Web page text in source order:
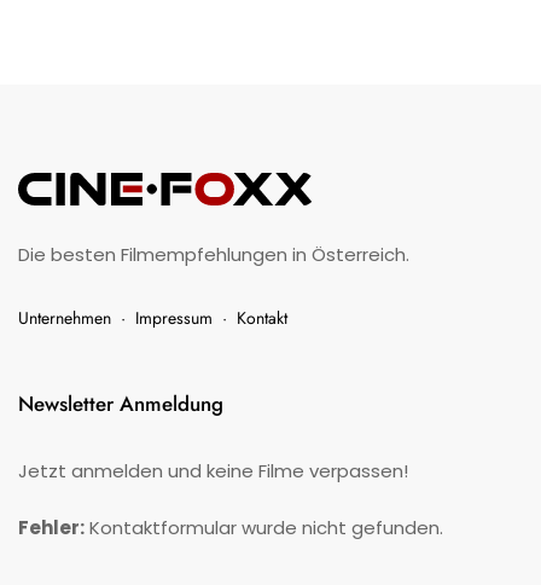
Die besten Filmempfehlungen in Österreich.
Unternehmen · Impressum · Kontakt
Newsletter Anmeldung
Jetzt anmelden und keine Filme verpassen!
Fehler:Kontaktformular wurde nicht gefunden.